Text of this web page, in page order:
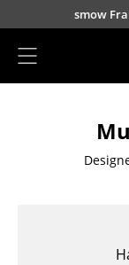
Direkt zum
10039
Lorettostraße 28
Straße 30-32
smow